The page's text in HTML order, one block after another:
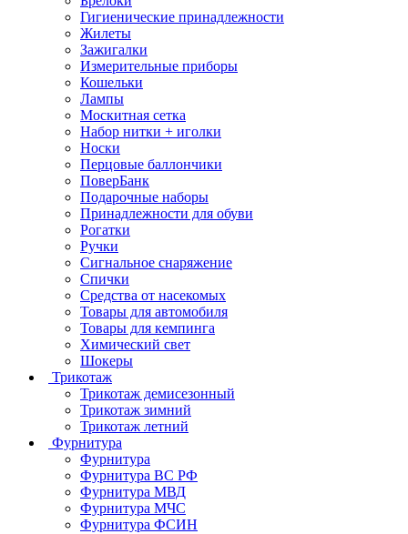
Гигиенические принадлежности
Жилеты
Зажигалки
Измерительные приборы
Кошельки
Лампы
Москитная сетка
Набор нитки + иголки
Носки
Перцовые баллончики
ПоверБанк
Подарочные наборы
Принадлежности для обуви
Рогатки
Ручки
Сигнальное снаряжение
Спички
Средства от насекомых
Товары для автомобиля
Товары для кемпинга
Химический свет
Шокеры
Трикотаж
Трикотаж демисезонный
Трикотаж зимний
Трикотаж летний
Фурнитура
Фурнитура
Фурнитура ВС РФ
Фурнитура МВД
Фурнитура МЧС
Фурнитура ФСИН